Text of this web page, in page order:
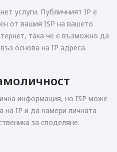
услуги. Публичният IP е
от вашия ISP на вашето
така че е възможно да
основа на IP адреса.
информация, но ISP може
на IP и да намери личната
за споделяне.